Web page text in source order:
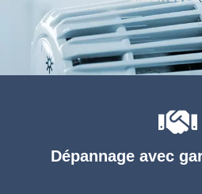
Dépannage avec